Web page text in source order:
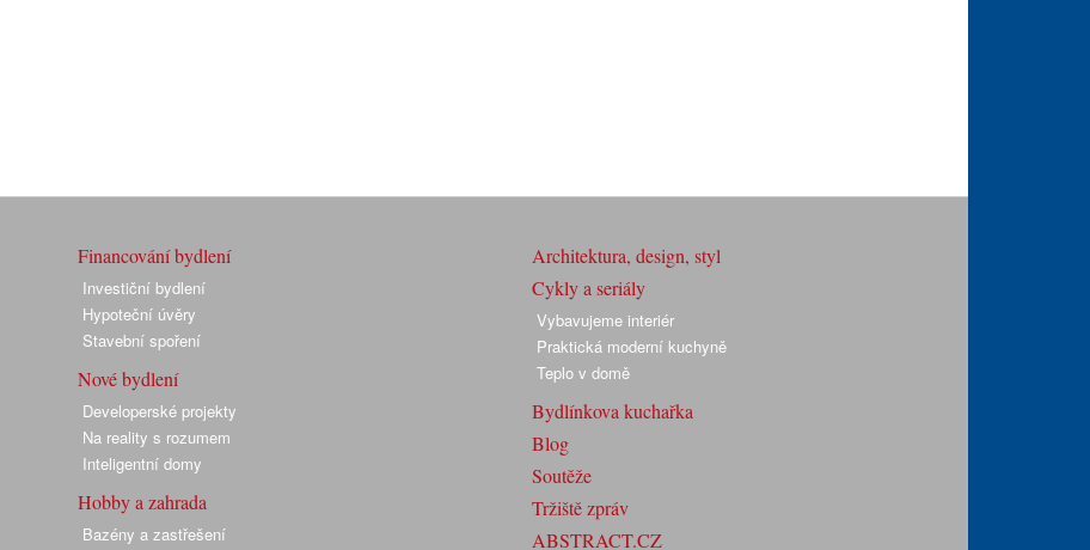
Financování bydlení
Investiční bydlení
Hypoteční úvěry
Stavební spoření
Nové bydlení
Developerské projekty
Na reality s rozumem
Inteligentní domy
Hobby a zahrada
Bazény a zastřešení
Architektura, design, styl
Cykly a seriály
Vybavujeme interiér
Praktická moderní kuchyně
Teplo v domě
Bydlínkova kuchařka
Blog
Soutěže
Tržiště zpráv
ABSTRACT.CZ